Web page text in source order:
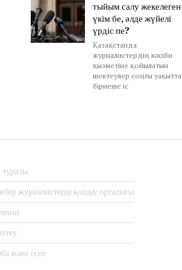
тыйым салу жекелеген
үкім бе, әлде жүйелі
үрдіс пе?
Қазақстанда
журналистердің кәсіби
қызметіне қойылатын
шектеулер соңғы уақытта
бірнеше іс
туралы
журналистерді қолдау орталығы
және есеп